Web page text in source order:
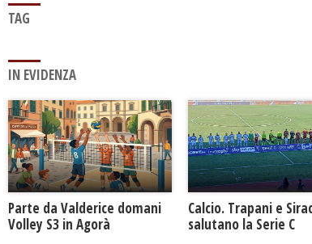
TAG
IN EVIDENZA
Parte da Valderice domani
Volley S3 in Agorà
Calcio. Trapani e
salutano la Serie C